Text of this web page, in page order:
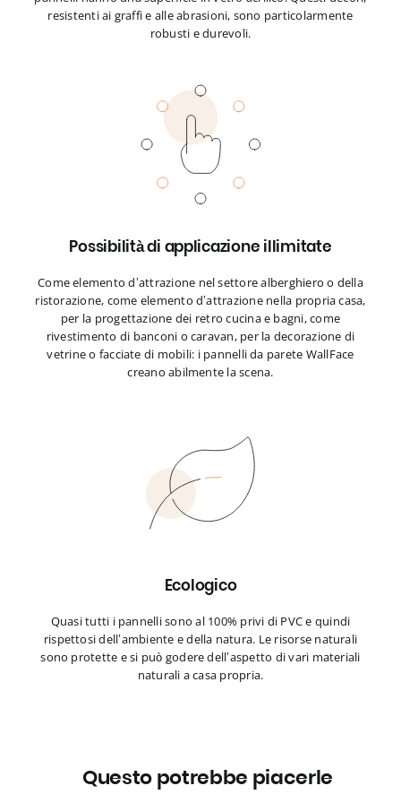
resistenti ai graffi e alle abrasioni, sono particolarmente
robusti e durevoli.
Possibilità di applicazione illimitate
Come elemento d’attrazione nel settore alberghiero o della
ristorazione, come elemento d’attrazione nella propria casa,
per la progettazione dei retro cucina e bagni, come
rivestimento di banconi o caravan, per la decorazione di
vetrine o facciate di mobili: i pannelli da parete WallFace
creano abilmente la scena.
Ecologico
Quasi tutti i pannelli sono al 100% privi di PVC e quindi
rispettosi dell’ambiente e della natura. Le risorse naturali
sono protette e si può godere dell’aspetto di vari materiali
naturali a casa propria.
Questo potrebbe piacerle